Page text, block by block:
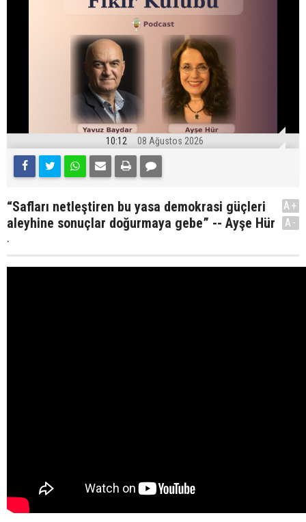
10:12 08 Ağustos 2026
“Safları netleştiren bu yasa demokrasi güçleri
aleyhine sonuçlar doğurmaya gebe” -- Ayşe Hür
.
A+
A-